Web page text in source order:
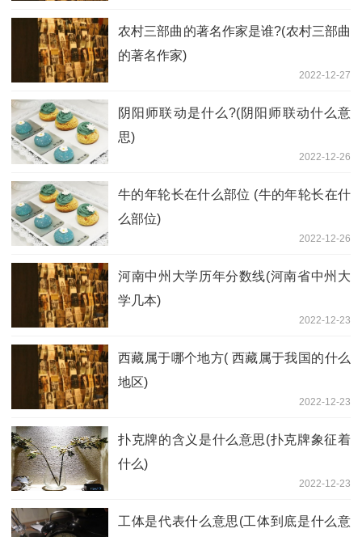
农村三部曲的著名作家是谁?(农村三部曲
的著名作家)
2022-12-27
阴阳师联动是什么?(阴阳师联动什么意
思)
2022-12-26
牛的年轮长在什么部位 (牛的年轮长在什
么部位)
2022-12-26
河南中州大学历年分数线(河南省中州大
学几本)
2022-12-23
西藏属于哪个地方( 西藏属于我国的什么
地区)
2022-12-23
扑克牌的含义是什么意思(扑克牌象征着
什么)
2022-12-23
工体是代表什么意思(工体到底是什么意